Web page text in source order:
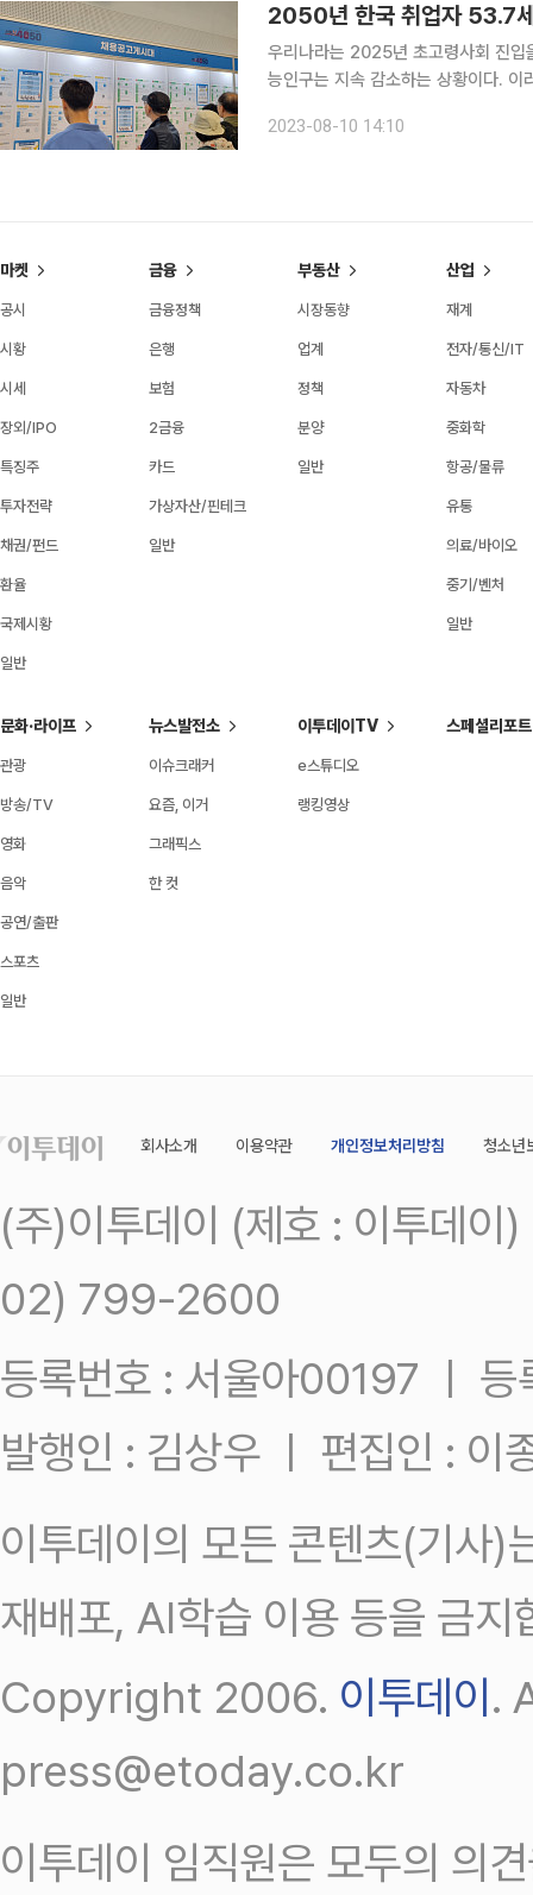
2050년 한국 취업자 53.7
우리나라는 2025년 초고령사회 진입
능인구는 지속 감소하는 상황이다.
인구구조가 국내 경제에 미치는 영향
2023-08-10 14:10
마켓
공시
시황
시세
장외/IPO
특징주
투자전략
채권/펀드
환율
국제시황
일반
금융
금융정책
은행
보험
2금융
카드
가상자산/핀테크
일반
부동산
시장동향
업계
정책
분양
일반
산업
재계
전자/통신/IT
자동차
중화학
항공/물류
유통
의료/바이오
중기/벤처
일반
문화·라이프
관광
방송/TV
영화
음악
공연/출판
스포츠
일반
뉴스발전소
이슈크래커
요즘, 이거
그래픽스
한 컷
이투데이TV
e스튜디오
랭킹영상
스페셜리포트
회사소개 이용약관 개인정보처리방침 청소년
(주)이투데이 (제호 : 이투데
02) 799-2600
등록번호 : 서울아00197 ㅣ
발행인 : 김상우 ㅣ 편집인 : 이
이투데이의 모든 콘텐츠(기사)
재배포, AI학습 이용 등을 금지
Copyright 2006. 이투데이 .
press@etoday.co.kr
이투데이 임직원은 모두의 의